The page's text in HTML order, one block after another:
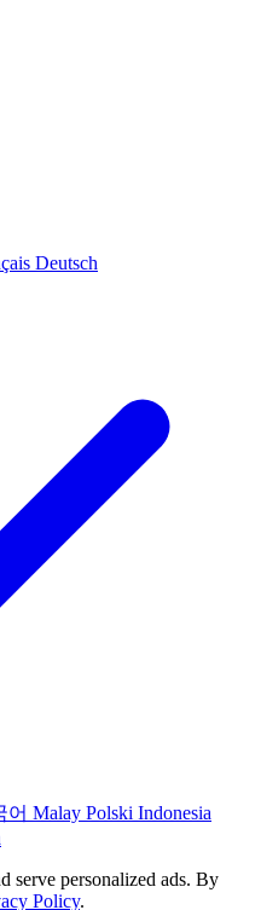
Deutsch
어 Malay Polski Indonesia
serve personalized ads. By
Policy.